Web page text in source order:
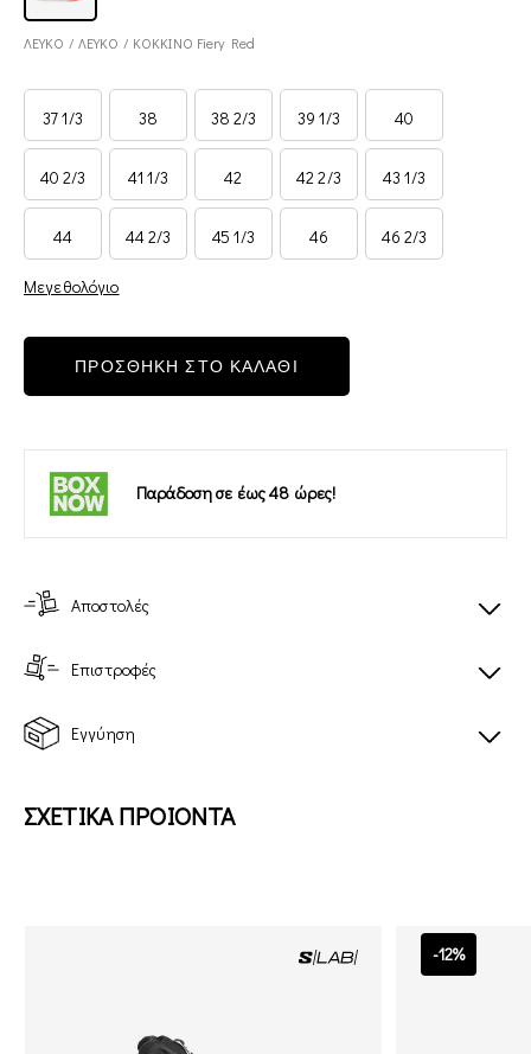
ΛΕΥΚΟ / ΛΕΥΚΟ / ΚΟΚΚΙΝΟ Fiery Red
37 1/3 38 38 2/3 39 1/3 40
40 2/3 41 1/3 42 42 2/3 43 1/3
44 44 2/3 45 1/3 46 46 2/3
Μεγεθολόγιο
ΠΡΟΣΘΗΚΗ ΣΤΟ ΚΑΛΑΘΙ
Παράδοση σε έως 48 ώρες!
Αποστολές
Επιστροφές
Εγγύηση
ΣΧΕΤΙΚΑ ΠΡΟΙΟΝΤΑ
-12%